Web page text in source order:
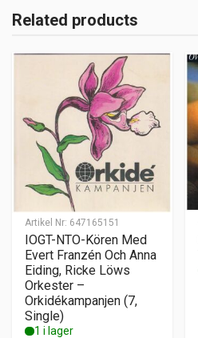
Related products
Artikel Nr: 647165151
IOGT-NTO-Kören Med
Evert Franzén Och Anna
Eiding, Ricke Löws
Orkester –
Orkidékampanjen (7,
Single)
1 i lager